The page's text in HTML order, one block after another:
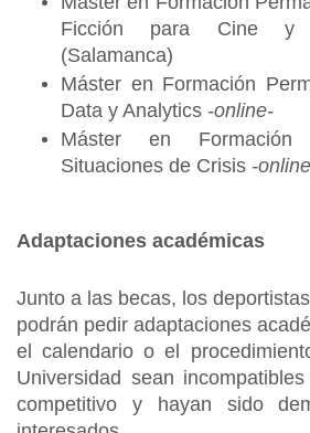
Ficción para Cine y
(Salamanca)
Máster en Formación
Data y Analytics -online-
Máster en Formación
Situaciones de Crisis -
Adaptaciones académicas
Junto a las becas, los
podrán pedir adaptaciones
el calendario o el
Universidad sean
competitivo y hayan sido